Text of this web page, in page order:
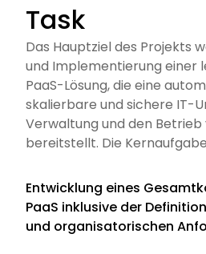
Task
Das Hauptziel des Projekts
und Implementierung einer
PaaS-Lösung, die eine
skalierbare und sichere IT-
Verwaltung und den
bereitstellt. Die
Entwicklung eines
PaaS inklusive der
und organisatorischen